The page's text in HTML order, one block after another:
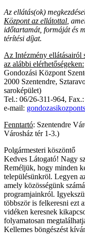
Az ellátás(ok)
Központ az ellátottal ,
időtartamát, formáját és
térítési díjat.
Az Intézmény ellátásairól
az alábbi elérhetőségeken:
Gondozási Központ
2000 Szentendre,
saroképület)
Tel.: 06/26-311-964,
e-mail:
Fenntartó: Szentendre
Városház tér 1-3.)
Polgármesteri köszöntő
Kedves Látogató! Nagy
Reméljük, hogy minden
településünkröl. Legyen
amely közösségünk
programjainkról.
többször is felkeresni ezt
vidéken keresnek
folyamatosan
Kellemes böngészést